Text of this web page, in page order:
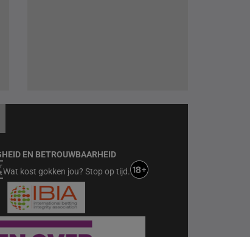
EN BETROUWBAARHEID
Wat kost gokken jou? Stop op tijd.